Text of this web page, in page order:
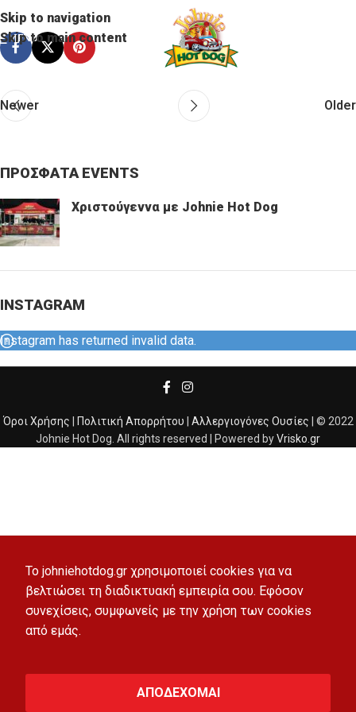
Skip to navigation
Skip to main content
MENU
Newer Older
ΠΡΟΣΦΑΤΑ EVENTS
Χριστούγεννα με Johnie Hot Dog
INSTAGRAM
Instagram has returned invalid data.
Όροι Χρήσης | Πολιτική Απορρήτου | Αλλεργιογόνες Ουσίες | © 2022
Johnie Hot Dog. All rights reserved | Powered byVrisko.gr
To johniehotdog.gr χρησιμοποιεί cookies για να
βελτιώσει τη διαδικτυακή εμπειρία σου. Εφόσον
συνεχίσεις, συμφωνείς με την χρήση των cookies
από εμάς.
ΑΠΟΔΕΧΟΜΑΙ